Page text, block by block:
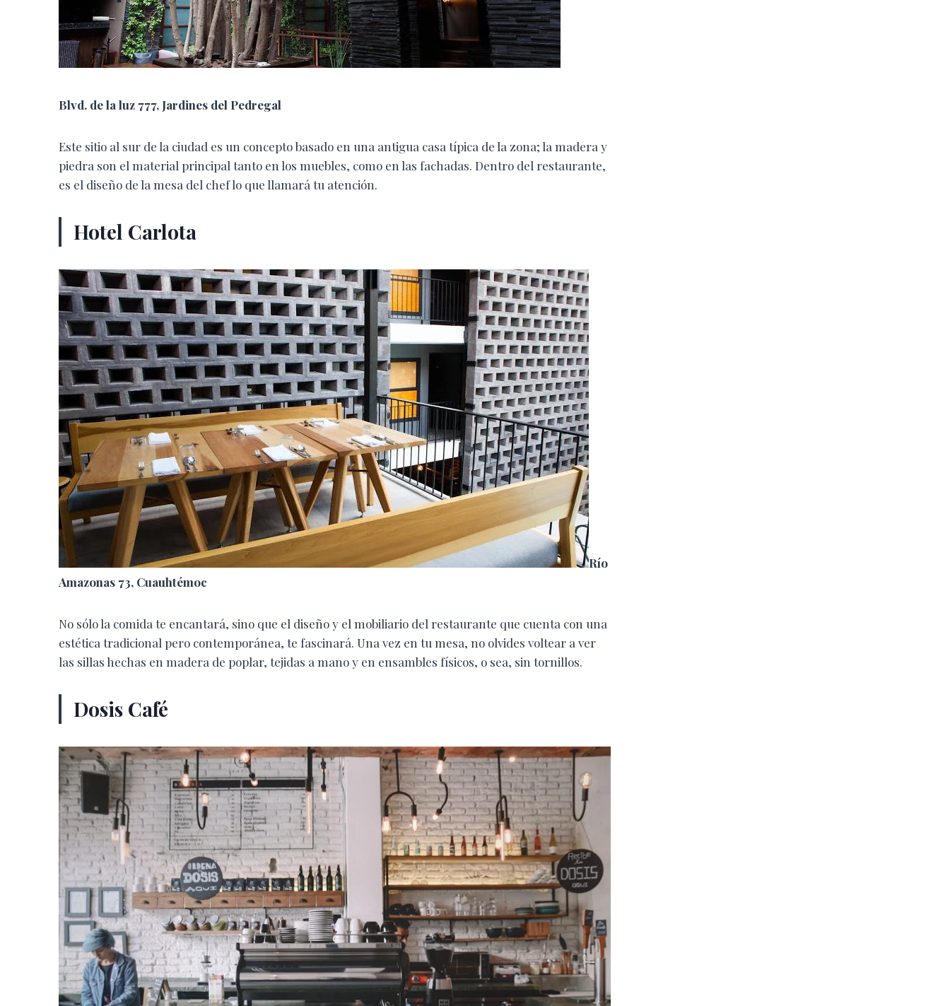
Blvd. de la luz 777, Jardines del Pedregal
Este sitio al sur de la ciudad es un concepto basado en una antigua casa típica de la zona; la madera y
piedra son el material principal tanto en los muebles, como en las fachadas. Dentro del restaurante,
es el diseño de la mesa del chef lo que llamará tu atención.
Hotel Carlota
Río
Amazonas 73, Cuauhtémoc
No sólo la comida te encantará, sino que el diseño y el mobiliario del restaurante que cuenta con una
estética tradicional pero contemporánea, te fascinará. Una vez en tu mesa, no olvides voltear a ver
las sillas hechas en madera de poplar, tejidas a mano y en ensambles físicos, o sea, sin tornillos.
Dosis Café